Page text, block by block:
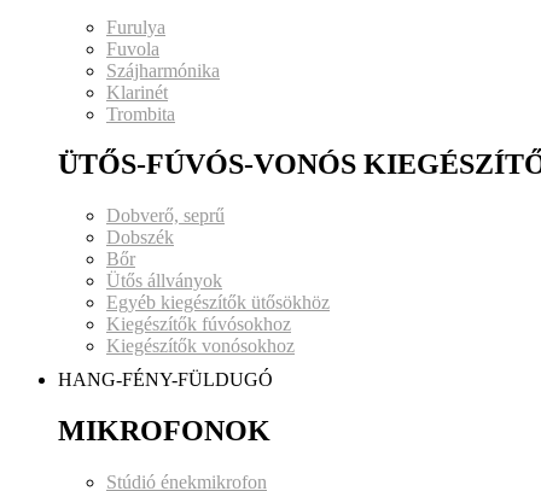
Furulya
Fuvola
Szájharmónika
Klarinét
Trombita
ÜTŐS-FÚVÓS-VONÓS
Dobverő, seprű
Dobszék
Bőr
Ütős állványok
Egyéb kiegészítők ütősökhöz
Kiegészítők fúvósokhoz
Kiegészítők vonósokhoz
HANG-FÉNY-FÜLDUGÓ
MIKROFONOK
Stúdió énekmikrofon